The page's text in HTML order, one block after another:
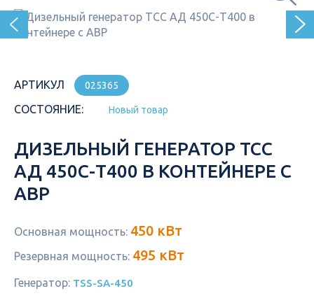
АРТИКУЛ 025365
СОСТОЯНИЕ: Новый товар
ДИЗЕЛЬНЫЙ ГЕНЕРАТОР ТСС
АД 450С-Т400 В КОНТЕЙНЕРЕ С
АВР
Основная мощность: 450 кВт
Резервная мощность: 495 кВт
Генератор: TSS-SA-450